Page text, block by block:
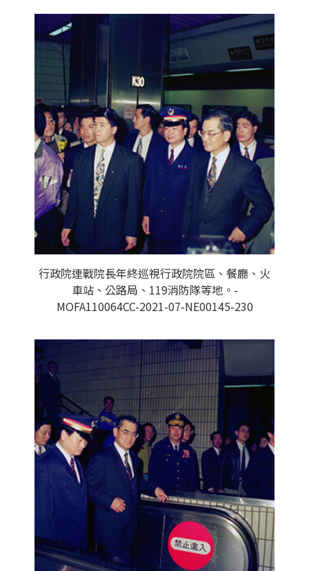
行政院連戰院長年終巡視行政院院區、餐廳、火
車站、公路局、119消防隊等地。-
MOFA110064CC-2021-07-NE00145-230